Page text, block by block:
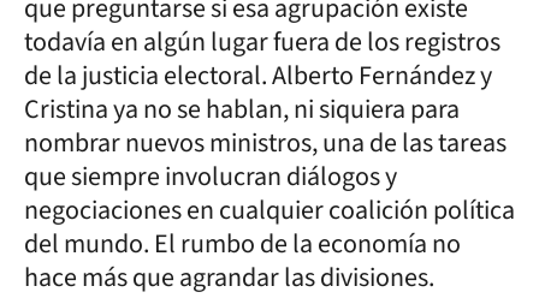
que preguntarse si esa agrupación existe
todavía en algún lugar fuera de los registros
de la justicia electoral. Alberto Fernández y
Cristina ya no se hablan, ni siquiera para
nombrar nuevos ministros, una de las tareas
que siempre involucran diálogos y
negociaciones en cualquier coalición política
del mundo. El rumbo de la economía no
hace más que agrandar las divisiones.